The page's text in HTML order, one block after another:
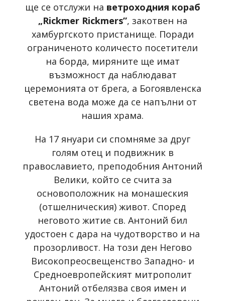
ще се отслужи на ветроходния кораб
„Rickmer Rickmers”, закотвен на
хамбургското пристанище. Поради
ограниченото количесто посетители
на борда, миряните ще имат
възможност да наблюдават
церемонията от брега, а Богоявленска
светена вода може да се напълни от
нашия храма.
На 17 януари си спомняме за друг
голям отец и подвижник в
православието, преподобния Антоний
Велики, който се счита за
основоположник на монашеския
(отшелническия) живот. Според
неговото житие св. Антоний бил
удостоен с дара на чудотворство и на
прозорливост. На този ден Негово
Високопреосвещенство Западно- и
Средноевропейският митрополит
Антоний отбелязва своя имен и